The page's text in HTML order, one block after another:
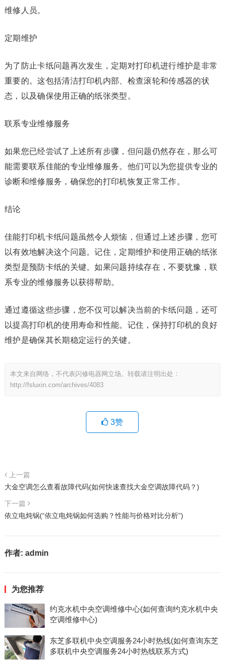
维修人员。
定期维护
为了防止卡纸问题再次发生，定期对打印机进行维护是非常
重要的。这包括清洁打印机内部、检查滚轮和传感器的状
态，以及确保使用正确的纸张类型。
联系专业维修服务
如果您已经尝试了上述所有步骤，但问题仍然存在，那么可
能需要联系佳能的专业维修服务。他们可以为您提供专业的
诊断和维修服务，确保您的打印机恢复正常工作。
结论
佳能打印机卡纸问题虽然令人烦恼，但通过上述步骤，您可
以有效地解决这个问题。记住，定期维护和使用正确的纸张
类型是预防卡纸的关键。如果问题持续存在，不要犹豫，联
系专业的维修服务以获得帮助。
通过遵循这些步骤，您不仅可以解决当前的卡纸问题，还可
以提高打印机的使用寿命和性能。记住，保持打印机的良好
维护是确保其长期稳定运行的关键。
本文来自网络，不代表闪修电器网立场。转载请注明出处：
http://fsluxin.com/archives/4083
3赞
上一篇
大金空调怎么查看故障代码(如何快速查找大金空调故障代码？)
下一篇
依立电炖锅(“依立电炖锅如何选购？性能与价格对比分析”)
作者: admin
为您推荐
约克水机中央空调维修中心(如何查询约克水机中央
空调维修中心)
东芝多联机中央空调服务24小时热线(如何查询东芝
多联机中央空调服务24小时热线联系方式)